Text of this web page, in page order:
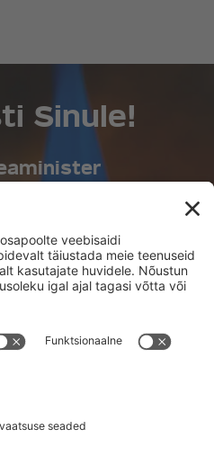
Sinule!